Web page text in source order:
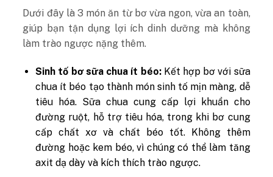
Dưới đây là 3 món ăn từ bơ vừa ngon, vừa an toàn,
giúp bạn tận dụng lợi ích dinh dưỡng mà không
làm trào ngược nặng thêm.
Sinh tố bơ sữa chua ít béo: Kết hợp bơ với sữa
chua ít béo tạo thành món sinh tố mịn màng, dễ
tiêu hóa. Sữa chua cung cấp lợi khuẩn cho
đường ruột, hỗ trợ tiêu hóa, trong khi bơ cung
cấp chất xơ và chất béo tốt. Không thêm
đường hoặc kem béo, vì chúng có thể làm tăng
axit dạ dày và kích thích trào ngược.